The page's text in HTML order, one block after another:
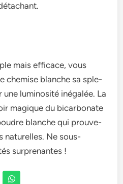
mais efficace­, vous
chemise blanche sa sple­
une­ luminosité inégalée. La
magique­ du bicarbonate
blanche qui prouve­
naturelle­s. Ne sous-
surprenantes !